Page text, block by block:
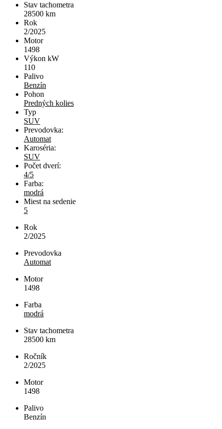
Stav tachometra
28500 km
Rok
2/2025
Motor
1498
Výkon kW
110
Palivo
Benzín
Pohon
Predných kolies
Typ
SUV
Prevodovka:
Automat
Karoséria:
SUV
Počet dverí:
4/5
Farba:
modrá
Miest na sedenie
5
Rok
2/2025
Prevodovka
Automat
Motor
1498
Farba
modrá
Stav tachometra
28500 km
Ročník
2/2025
Motor
1498
Palivo
Benzín